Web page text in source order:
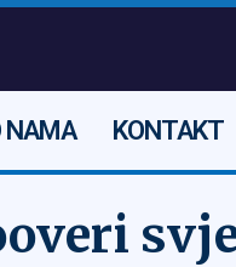
NAMA KONTAKT